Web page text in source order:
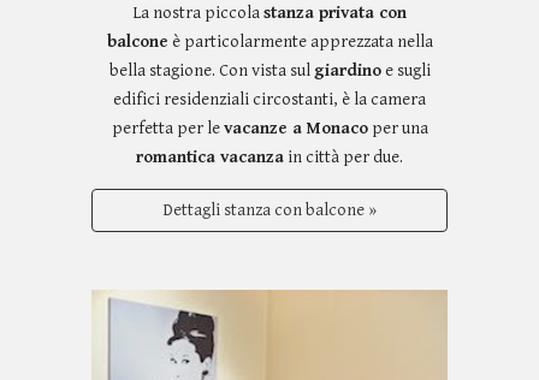
La nostra piccolastanza privata con
balcone è particolarmente apprezzata nella
bella stagione. Con vista sul giardinoe sugli
edifici residenziali circostanti, è la camera
perfetta per levacanze a Monacoper una
romantica vacanza in città per due.
Dettagli stanza con balcone »